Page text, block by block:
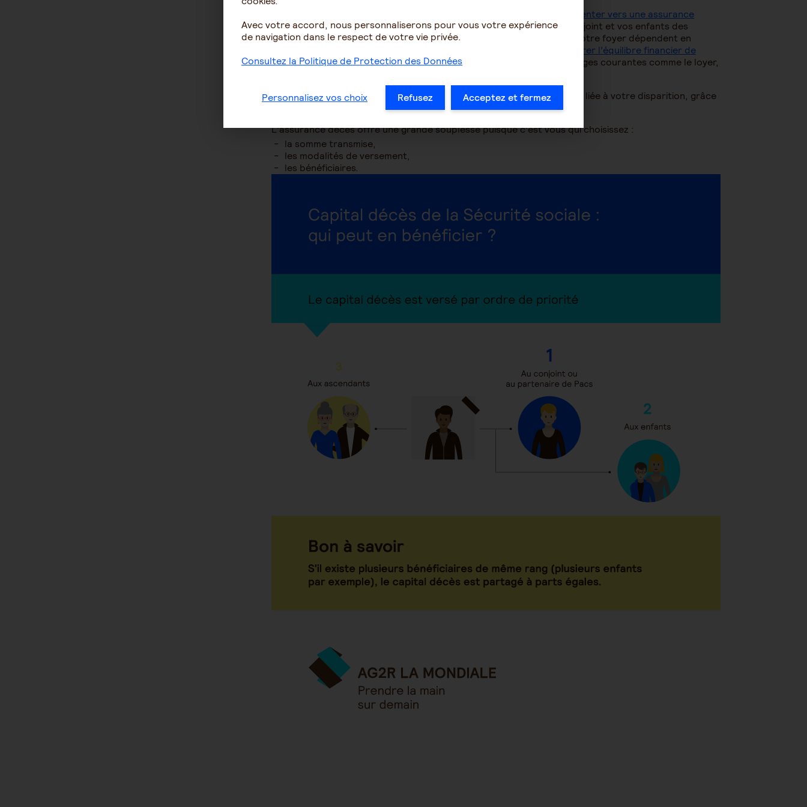
vous orienter vers une assurance
décès. Ce contrat de prévoyance vous permet de protéger votre conjoint et vos enfants des
conséquences matérielles de votre disparition. Si les ressources de votre foyer dépendent en
assurer l’équilibre financier de
votre famille. Vous permettrez ainsi à vos proches d’assumer les charges courantes comme le loyer,
Cette protection permet à votre famille de pallier la perte de revenus liée à votre disparition, grâce
au versement d’un capital ou d’une rente à vos bénéficiaires.
L’assurance décès offre une grande souplesse puisque c’est vous qui choisissez :
la somme transmise,
les modalités de versement,
les bénéficiaires.
Avec votre accord, nous personnaliserons pour vous votre expérience
de navigation dans le respect de votre vie privée.
Consultez la Politique de Protection des Données
Personnalisez vos choix Refusez Acceptez et fermez